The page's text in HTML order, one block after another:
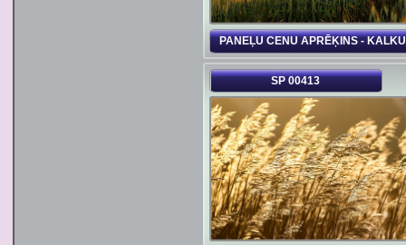
PANEĻU CENU APRĒĶINS -
SP 00413